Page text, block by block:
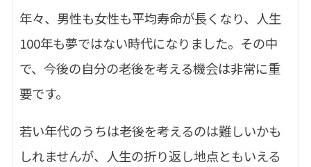
年々、男性も女性も平均寿命が長くなり、人生
100年も夢ではない時代になりました。その中
で、今後の自分の老後を考える機会は非常に重
要です。
若い年代のうちは老後を考えるのは難しいかも
しれませんが、人生の折り返し地点ともいえる